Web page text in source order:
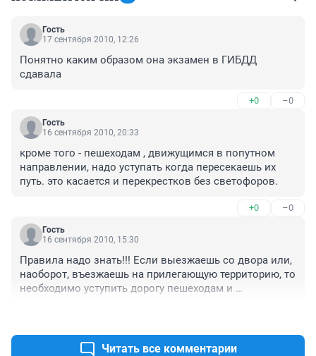
Гость
17 сентября 2010, 12:26
Понятно каким образом она экзамен в ГИБДД
сдавала
+0 –0
Гость
16 сентября 2010, 20:33
кроме того - пешеходам , движущимся в попутном
направлении, надо уступать когда пересекаешь их
путь. это касается и перекрестков без светофоров.
+0 –0
Гость
16 сентября 2010, 15:30
Правила надо знать!!! Если выезжаешь со двора или,
наоборот, въезжаешь на прилегающую территорию, то
необходимо уступить дорогу пешеходам и
Читать все комментарии